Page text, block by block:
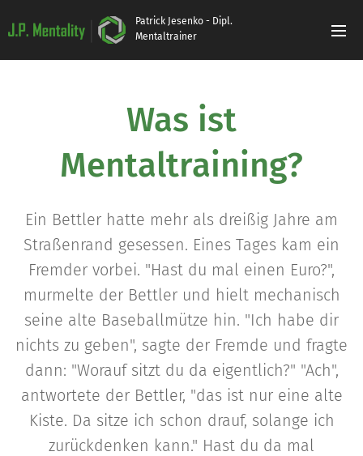
Patrick Jesenko - Dipl.
Mentaltrainer
Was ist
Mentaltraining?
Ein Bettler hatte mehr als dreißig Jahre am
Straßenrand gesessen. Eines Tages kam ein
Fremder vorbei. "Hast du mal einen Euro?",
murmelte der Bettler und hielt mechanisch
seine alte Baseballmütze hin. "Ich habe dir
nichts zu geben", sagte der Fremde und fragte
dann: "Worauf sitzt du da eigentlich?" "Ach",
antwortete der Bettler, "das ist nur eine alte
Kiste. Da sitze ich schon drauf, solange ich
zurückdenken kann." Hast du da mal